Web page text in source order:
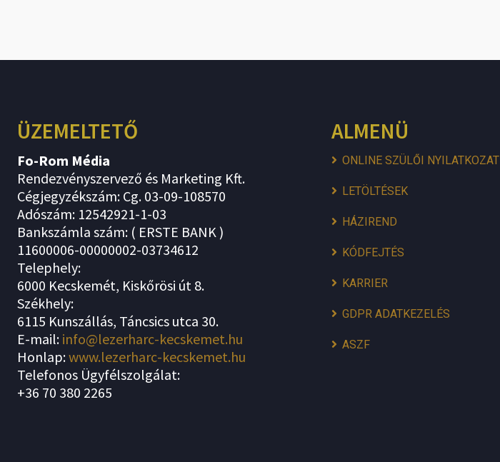
ÜZEMELTETŐ
Fo-Rom Média
Rendezvényszervező és Marketing Kft.
Cégjegyzékszám: Cg. 03-09-108570
Adószám: 12542921-1-03
Bankszámla szám: ( ERSTE BANK )
11600006-00000002-03734612
Telephely:
6000 Kecskemét, Kiskőrösi út 8.
Székhely:
6115 Kunszállás, Táncsics utca 30.
E-mail: info@lezerharc-kecskemet.hu
Honlap:www.lezerharc-kecskemet.hu
Telefonos Ügyfélszolgálat:
+36 70 380 2265
ALMENÜ
ONLINE SZÜLŐI NYILATKOZAT
LETÖLTÉSEK
HÁZIREND
KÓDFEJTÉS
KARRIER
GDPR ADATKEZELÉS
ASZF